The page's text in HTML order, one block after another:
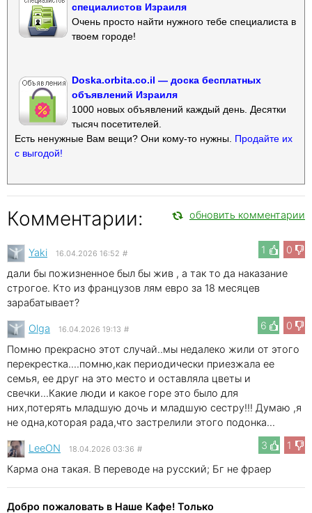
специалистов Израиля
Очень просто найти нужного тебе специалиста в
твоем городе!
Doska.orbita.co.il — доска бесплатных
объявлений Израиля
1000 новых объявлений каждый день. Десятки
тысяч посетителей.
Есть ненужные Вам вещи? Они кому-то нужны. Продайте их
с выгодой!
Комментарии: обновить комментарии
1 0
Yaki 16.04.2026 16:52 #
дали бы пожизненное был бы жив , а так то да наказание
строгое. Кто из французов лям евро за 18 месяцев
зарабатывает?
6
0
Olga 16.04.2026 19:13 #
Помню прекрасно этот случай..мы недалеко жили от этого
перекрестка....помню,как периодически приезжала ее
семья, ее друг на это место и оставляла цветы и
свечки...Какие люди и какое горе это было для
них,потерять младшую дочь и младшую сестру!!! Думаю ,я
не одна,которая рада,что застрелили этого подонка...
3
1
LeeON 18.04.2026 03:36 #
Карма она такая. В переводе на русский; Бг не фраер
Добро пожаловать в Наше Кафе! Только